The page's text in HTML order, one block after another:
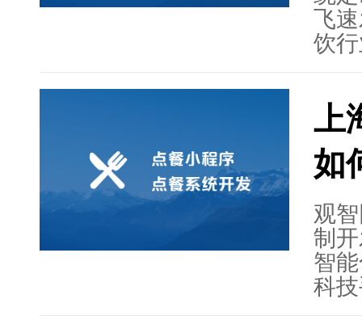
飞
饮
性
据
还
智
网
饮
发
扩
上
如
观
制
智
科